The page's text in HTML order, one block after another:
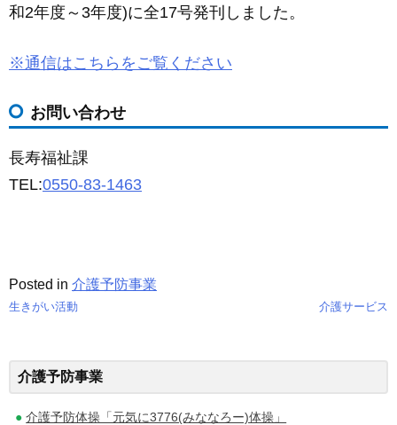
和2年度～3年度)に全17号発刊しました。
※通信はこちらをご覧ください
お問い合わせ
長寿福祉課
TEL:0550-83-1463
Posted in 介護予防事業
稿
ナ
生きがい活動 介護サービス
介護予防事業
介護予防体操「元気に3776(みななろー)体操」